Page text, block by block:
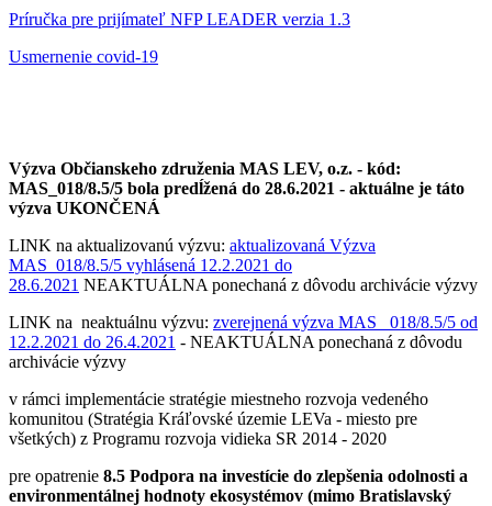
Príručka pre prijímateľ NFP LEADER verzia 1.3
Usmernenie covid-19
Výzva Občianskeho združenia MAS LEV, o.z. - kód:
MAS_018/8.5/5 bola predĺžená do 28.6.2021 - aktuálne je táto
výzva UKONČENÁ
LINK na aktualizovanú výzvu: aktualizovaná Výzva
MAS_018/8.5/5 vyhlásená 12.2.2021 do
28.6.2021 NEAKTUÁLNA ponechaná z dôvodu archivácie výzvy
LINK na neaktuálnu výzvu: zverejnená výzva MAS _018/8.5/5 od
12.2.2021 do 26.4.2021 - NEAKTUÁLNA ponechaná z dôvodu
archivácie výzvy
v rámci implementácie stratégie miestneho rozvoja vedeného
komunitou (Stratégia Kráľovské územie LEVa - miesto pre
všetkých) z Programu rozvoja vidieka SR 2014 - 2020
pre opatrenie 8.5 Podpora na investície do zlepšenia odolnosti a
environmentálnej hodnoty ekosystémov (mimo Bratislavský